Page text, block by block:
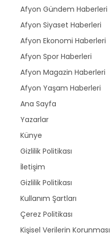
Afyon Gündem Haberleri
Afyon Siyaset Haberleri
Afyon Ekonomi Haberleri
Afyon Spor Haberleri
Afyon Magazin Haberleri
Afyon Yaşam Haberleri
Ana Sayfa
Yazarlar
Künye
Gizlilik Politikası
İletişim
Gizlilik Politikası
Kullanım Şartları
Çerez Politikası
Kişisel Verilerin Korunması